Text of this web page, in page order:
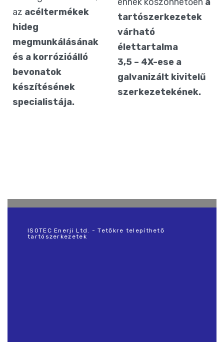
az acéltermékek
hideg
megmunkálásának
és a korrózióálló
bevonatok
készítésének
specialistája.
tartószerkezetek
várható
élettartalma
3,5 – 4X-ese a
galvanizált kivitelű
szerkezetekének.
ISOTEC Enerji Ltd. - Tetőkre telepíthető
tartószerkezetek